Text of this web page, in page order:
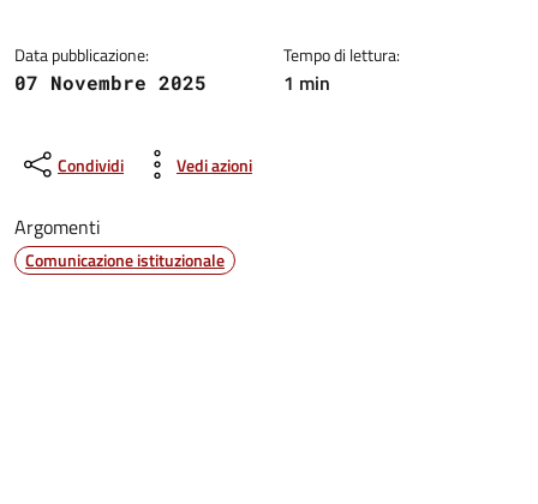
Data pubblicazione:
07 Novembre 2025
Tempo di lettura:
1 min
Condividi Vedi azioni
Argomenti
Comunicazione istituzionale